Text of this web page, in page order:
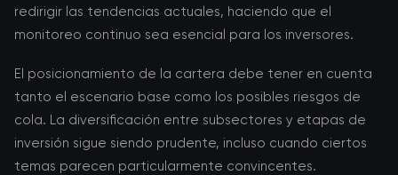
redirigir las tendencias actuales, haciendo que el
monitoreo continuo sea esencial para los inversores.
El posicionamiento de la cartera debe tener en cuenta
tanto el escenario base como los posibles riesgos de
cola. La diversificación entre subsectores y etapas de
inversión sigue siendo prudente, incluso cuando ciertos
temas parecen particularmente convincentes.